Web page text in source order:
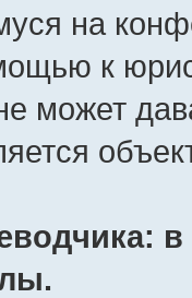
на
к
может